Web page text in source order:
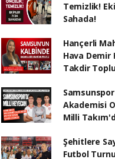
Temizlik!
Sahada!
Hançerli
Hava Demir
Takdir
Akademisi
Milli
Şehitlere
Futbol